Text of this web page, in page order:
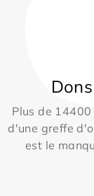
Plus de
d'une greffe
est le